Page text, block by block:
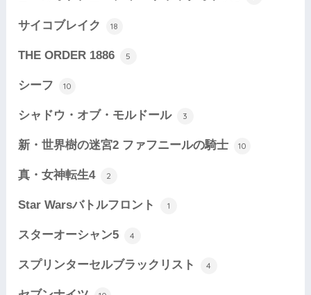
サイコブレイク 18
THE ORDER 1886 5
シーフ 10
シャドウ・オブ・モルドール 3
新・世界樹の迷宮2 ファフニールの騎士 10
真・女神転生4 2
Star Warsバトルフロント 1
スターオーシャン5 4
スプリンターセルブラックリスト 4